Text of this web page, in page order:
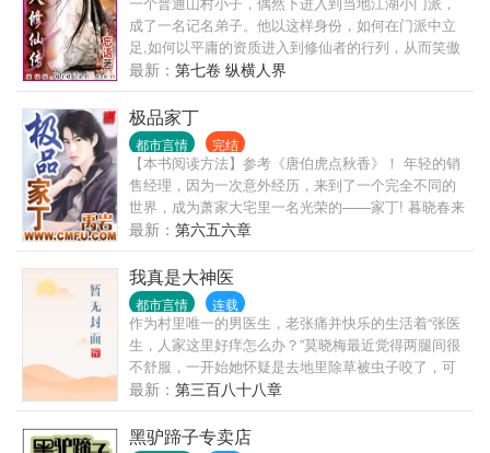
成了一名记名弟子。他以这样身份，如何在门派中立
足,如何以平庸的资质进入到修仙者的行列，从而笑傲
三界之中！ 看凡人修仙传精彩书评集锦，请检索书
号：{凡人凡语}
最新： 第七卷 纵横人界
极品家丁
都市言情 完结
【本书阅读方法】参考《唐伯虎点秋香》！ 年轻的销
售经理，因为一次意外经历，来到了一个完全不同的
世界，成为萧家大宅里一名光荣的——家丁! 暮晓春来
迟 先于百花知 岁岁种桃树 开在断肠时 ...... 《桃花
诗》，属于三哥！
最新： 第六五六章
我真是大神医
都市言情 连载
作为村里唯一的男医生，老张痛并快乐的生活着“张医
生，人家这里好痒怎么办？”莫晓梅最近觉得两腿间很
不舒服，一开始她怀疑是去地里除草被虫子咬了，可
是几天下来，她每天晚上都会做梦，醒来后..度必看都
市小说。
最新： 第三百八十八章
黑驴蹄子专卖店